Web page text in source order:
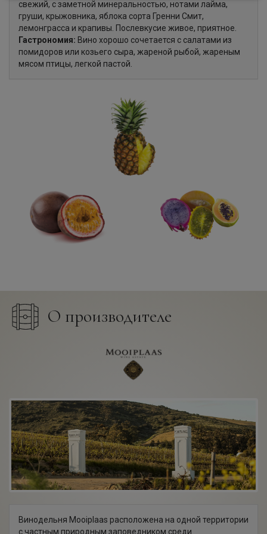
свежий, с заметной минеральностью, нотами лайма,
груши, крыжовника, яблока сорта Гренни Смит,
лемонграсса и крапивы. Послевкусие живое, приятное.
Гастрономия: Вино хорошо сочетается с салатами из
помидоров или козьего сыра, жареной рыбой, жареным
мясом птицы, легкой пастой.
О производителе
Винодельня Mooiplaas расположена на одной территории
с частным природным заповедником среди